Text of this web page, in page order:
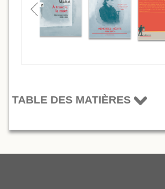
TABLE DES MATIÈRES